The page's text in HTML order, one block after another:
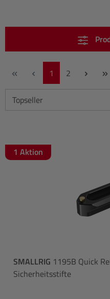
Seite
1 Seite
2
1 Aktion
SMALLRIG 1195B Quick
Sicherheitsstifte